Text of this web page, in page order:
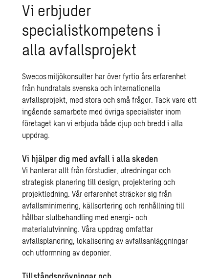
Vi erbjuder
specialistkompetens i
alla avfallsprojekt
Swecosmiljökonsulter har över fyrtio års erfarenhet
från hundratals svenska och internationella
avfallsprojekt, med stora och små frågor. Tack vare ett
ingående samarbete med övriga specialister inom
företaget kan vi erbjuda både djup och bredd i alla
uppdrag.
Vi hjälper dig med avfall i alla skeden
Vi hanterar allt från förstudier, utredningar och
strategisk planering till design, projektering och
projektledning. Vår erfarenhet sträcker sig från
avfallsminimering, källsortering och renhållning till
hållbar slutbehandling med energi- och
materialutvinning. Våra uppdrag omfattar
avfallsplanering, lokalisering av avfallsanläggningar
och utformning av deponier.